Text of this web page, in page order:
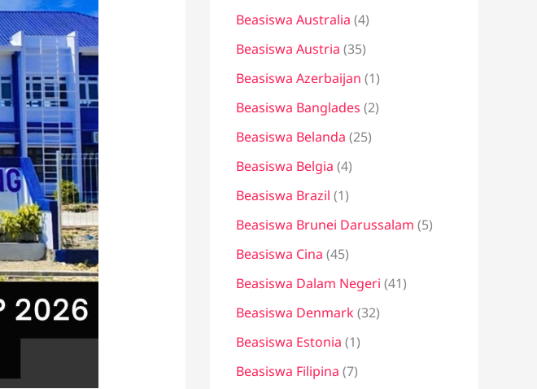
:Beasiswa Australia (4)
Beasiswa Austria (35)
Beasiswa Azerbaijan (1)
Beasiswa Banglades (2)
Beasiswa Belanda (25)
Beasiswa Belgia (4)
Beasiswa Brazil (1)
Beasiswa Brunei Darussalam (5)
Beasiswa Cina (45)
Beasiswa Dalam Negeri (41)
Beasiswa Denmark(32)
Beasiswa Estonia (1)
Beasiswa Filipina (7)